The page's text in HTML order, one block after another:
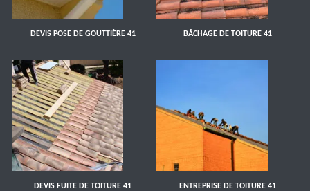
DEVIS POSE DE GOUTTIÈRE 41 BÂCHAGE DE TOITURE 41
DEVIS FUITE DE TOITURE 41 ENTREPRISE DE TOITURE 41